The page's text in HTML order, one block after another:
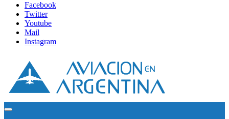
Facebook
Twitter
Youtube
Mail
Instagram